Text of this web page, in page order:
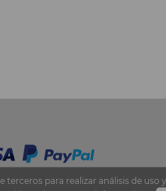
terceros para realizar análisis de